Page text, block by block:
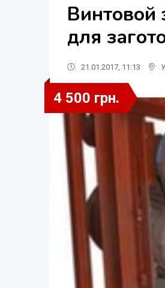
Винтовой
для
21.01.2017, 11:13
4 500 грн.